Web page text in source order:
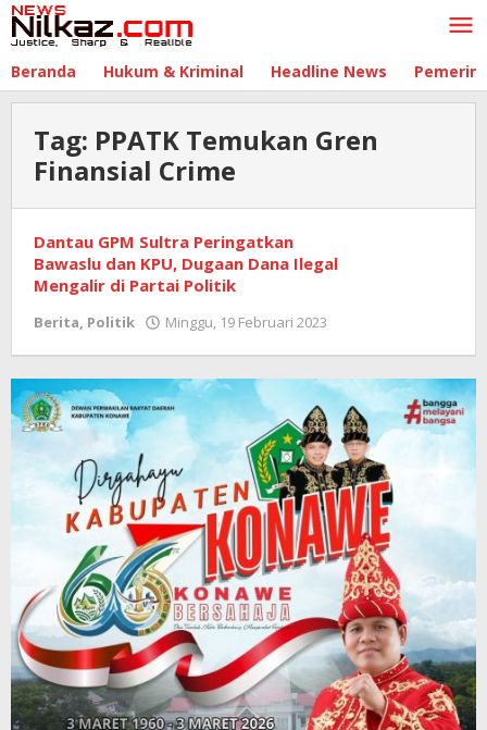
Lewati
ke
Beranda Hukum & Kriminal Headline News
Tag: PPATK Temukan Gren
Finansial Crime
Dantau GPM Sultra Peringatkan
Bawaslu dan KPU, Dugaan Dana Ilegal
Mengalir di Partai Politik
Berita, Politik Minggu, 19 Februari 2023